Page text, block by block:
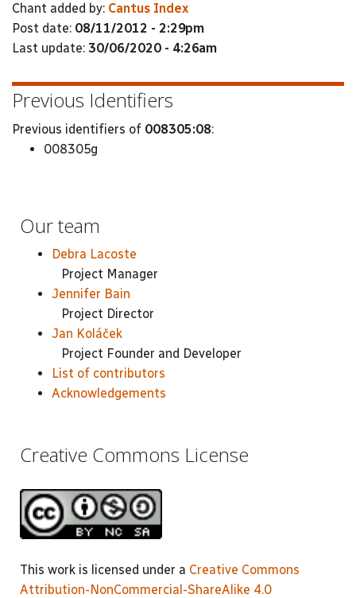
Chant added by: Cantus Index
Post date: 08/11/2012 - 2:29pm
Last update: 30/06/2020 - 4:26am
Previous Identifiers
Previous identifiers of 008305:08:
008305g
Our team
Debra Lacoste
Project Manager
Jennifer Bain
Project Director
Jan Koláček
Project Founder and Developer
List of contributors
Acknowledgements
Creative Commons License
This work is licensed under a Creative Commons
Attribution-NonCommercial-ShareAlike 4.0